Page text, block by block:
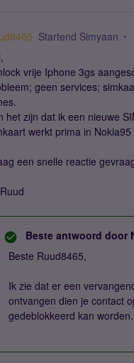
Startend Simyaan
vrije Iphone 3gs
geen services;
het zijn dat ik een nieuwe
werkt prima in Nokia95
een snelle reactie
Beste antwoord door
Beste Ruud8465,
Ik zie dat er een
ontvangen dien je contact
gedeblokkeerd kan worden.